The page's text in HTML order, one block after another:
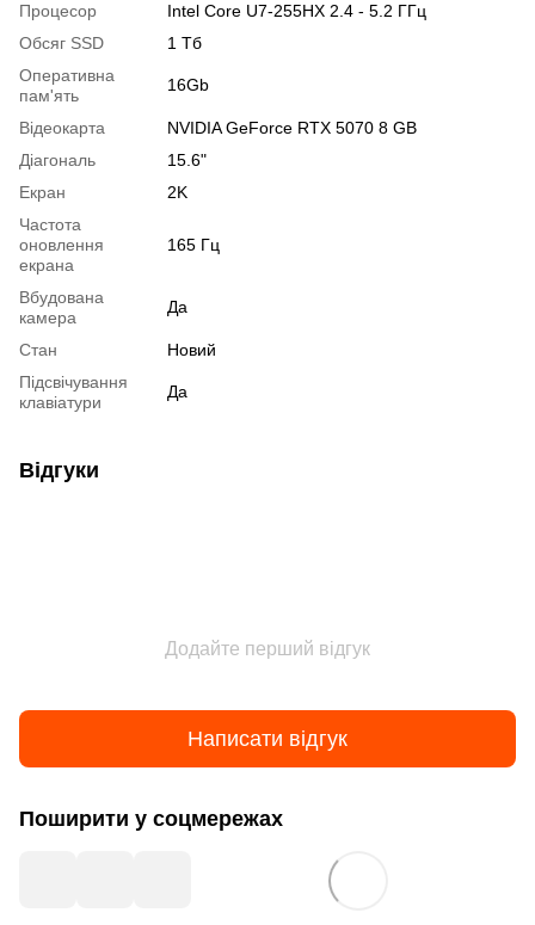
Процесор
Intel Core U7-255HX 2.4 - 5.2 ГГц
Обсяг SSD
1 Тб
Оперативна
пам'ять
16Gb
Відеокарта
NVIDIA GeForce RTX 5070 8 GB
Діагональ
15.6"
Екран
2K
Частота
оновлення
екрана
165 Гц
Вбудована
камера
Да
Стан
Новий
Підсвічування
клавіатури
Да
Відгуки
Додайте перший відгук
Написати відгук
Поширити у соцмережах